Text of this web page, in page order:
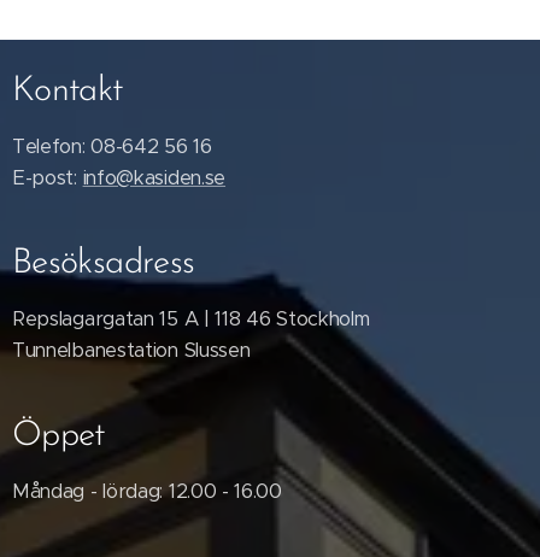
Kontakt
Telefon: 08-642 56 16
E-post: info@kasiden.se
Besöksadress
Repslagargatan 15 A | 118 46 Stockholm
Tunnelbanestation Slussen
Öppet
Måndag - lördag: 12.00 - 16.00